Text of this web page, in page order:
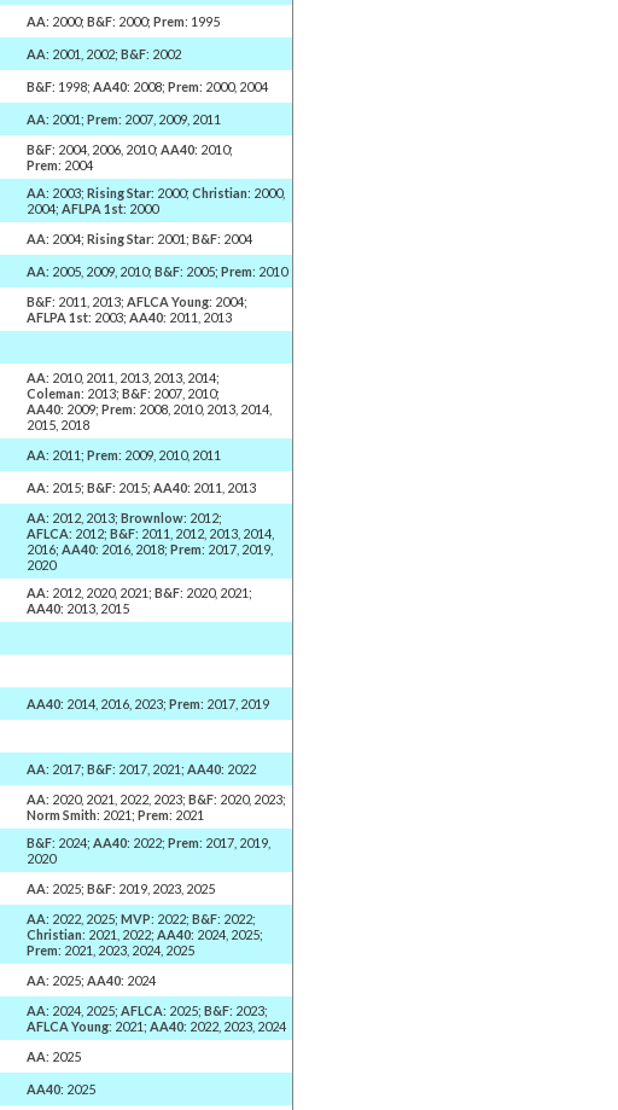
AA: 2000; B&F: 2000; Prem: 1995
AA: 2001, 2002; B&F: 2002
B&F: 1998; AA40: 2008; Prem: 2000, 2004
AA: 2001; Prem: 2007, 2009, 2011
B&F: 2004, 2006, 2010; AA40: 2010;
Prem: 2004
AA: 2003; Rising Star: 2000; Christian: 2000,
2004; AFLPA 1st: 2000
AA: 2004; Rising Star: 2001; B&F: 2004
AA: 2005, 2009, 2010; B&F: 2005; Prem: 2010
B&F: 2011, 2013; AFLCA Young: 2004;
AFLPA 1st: 2003; AA40: 2011, 2013
AA: 2010, 2011, 2013, 2013, 2014;
Coleman: 2013; B&F: 2007, 2010;
AA40: 2009; Prem: 2008, 2010, 2013, 2014,
2015, 2018
AA: 2011; Prem: 2009, 2010, 2011
AA: 2015; B&F: 2015; AA40: 2011, 2013
AA: 2012, 2013; Brownlow: 2012;
AFLCA: 2012; B&F: 2011, 2012, 2013, 2014,
2016; AA40: 2016, 2018; Prem: 2017, 2019,
2020
AA: 2012, 2020, 2021; B&F: 2020, 2021;
AA40: 2013, 2015
AA40: 2014, 2016, 2023; Prem: 2017, 2019
AA: 2017; B&F: 2017, 2021; AA40: 2022
AA: 2020, 2021, 2022, 2023; B&F: 2020, 2023;
Norm Smith: 2021; Prem: 2021
B&F: 2024; AA40: 2022; Prem: 2017, 2019,
2020
AA: 2025; B&F: 2019, 2023, 2025
AA: 2022, 2025; MVP: 2022; B&F: 2022;
Christian: 2021, 2022; AA40: 2024, 2025;
Prem: 2021, 2023, 2024, 2025
AA: 2025; AA40: 2024
AA: 2024, 2025; AFLCA: 2025; B&F: 2023;
AFLCA Young: 2021; AA40: 2022, 2023, 2024
AA: 2025
AA40: 2025